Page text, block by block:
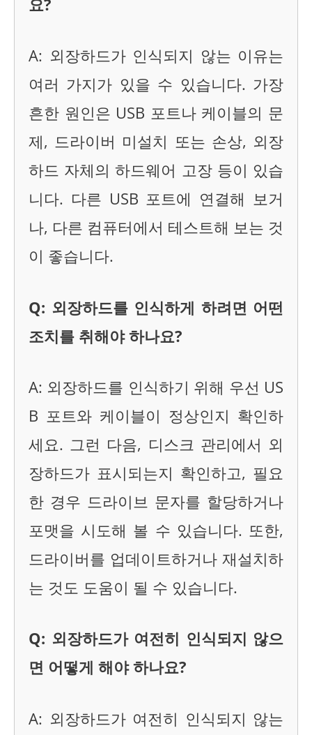
요?
A: 외장하드가 인식되지 않는 이유는
여러 가지가 있을 수 있습니다. 가장
흔한 원인은 USB 포트나 케이블의 문
제, 드라이버 미설치 또는 손상, 외장
하드 자체의 하드웨어 고장 등이 있습
니다. 다른 USB 포트에 연결해 보거
나, 다른 컴퓨터에서 테스트해 보는 것
이 좋습니다.
Q: 외장하드를 인식하게 하려면 어떤
조치를 취해야 하나요?
A: 외장하드를 인식하기 위해 우선 US
B 포트와 케이블이 정상인지 확인하
세요. 그런 다음, 디스크 관리에서 외
장하드가 표시되는지 확인하고, 필요
한 경우 드라이브 문자를 할당하거나
포맷을 시도해 볼 수 있습니다. 또한,
드라이버를 업데이트하거나 재설치하
는 것도 도움이 될 수 있습니다.
Q: 외장하드가 여전히 인식되지 않으
면 어떻게 해야 하나요?
A: 외장하드가 여전히 인식되지 않는